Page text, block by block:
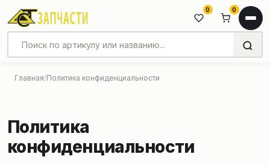
0 0
Главная Политика конфиденциальности
Политика
конфиденциальности